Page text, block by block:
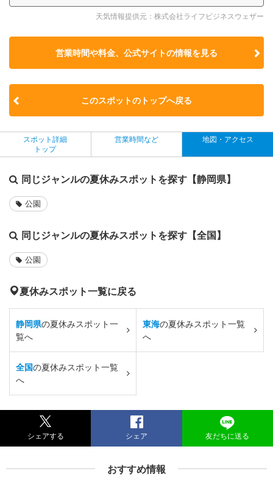
天気情報提供元：株式会社ライフビジネスウェザー
営業時間や料金、公式サイトの情報を見る
このスポットのトップへ戻る
スポット詳細
トップ
営業時間など 地図・アクセス
同じジャンルの夏休みスポットを探す【静岡県】
公園
同じジャンルの夏休みスポットを探す【全国】
公園
夏休みスポット一覧に戻る
静岡県の夏休みスポット一
覧へ
東海の夏休みスポット一覧
へ
全国の夏休みスポット一覧
へ
シェアする シェア 友だちに送る
おすすめ情報